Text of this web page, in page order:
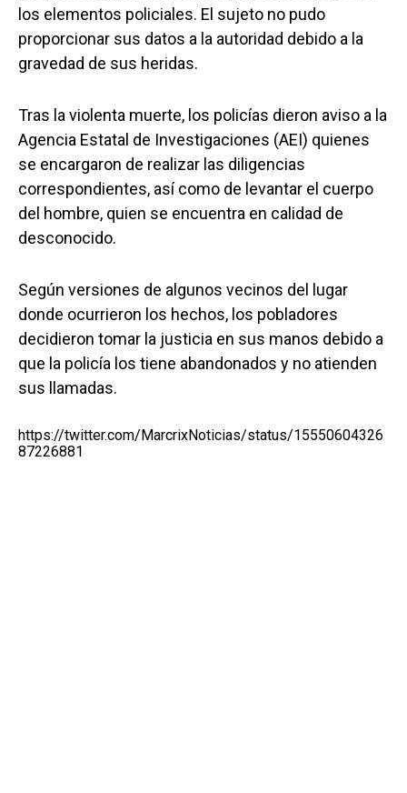
los elementos policiales. El sujeto no pudo
proporcionar sus datos a la autoridad debido a la
gravedad de sus heridas.
Tras la violenta muerte, los policías dieron aviso a la
Agencia Estatal de Investigaciones (AEI) quienes
se encargaron de realizar las diligencias
correspondientes, así como de levantar el cuerpo
del hombre, quien se encuentra en calidad de
desconocido.
Según versiones de algunos vecinos del lugar
donde ocurrieron los hechos, los pobladores
decidieron tomar la justicia en sus manos debido a
que la policía los tiene abandonados y no atienden
sus llamadas.
https://twitter.com/MarcrixNoticias/status/15550604326
87226881